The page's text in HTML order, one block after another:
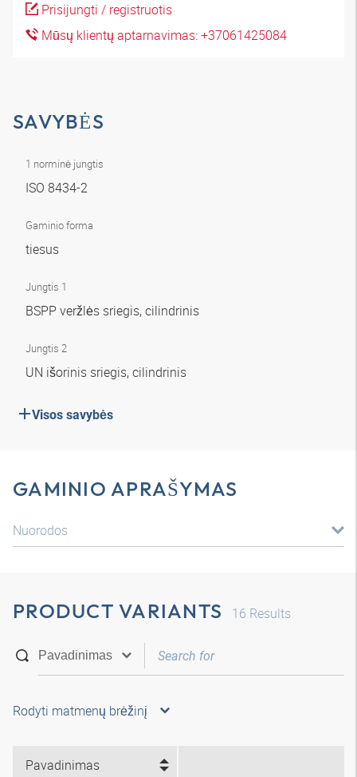
Prisijungti / registruotis
Mūsų klientų aptarnavimas: +37061425084
SAVYBĖS
1 norminė jungtis
ISO 8434-2
Gaminio forma
tiesus
Jungtis 1
BSPP veržlės sriegis, cilindrinis
Jungtis 2
UN išorinis sriegis, cilindrinis
Visos savybės
GAMINIO APRAŠYMAS
Nuorodos
PRODUCT VARIANTS 16 Results
Rodyti matmenų brėžinį
Pavadinimas